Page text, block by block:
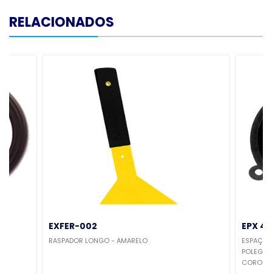
RELACIONADOS
EXFER-002
RASPADOR LONGO - AMARELO
EPX